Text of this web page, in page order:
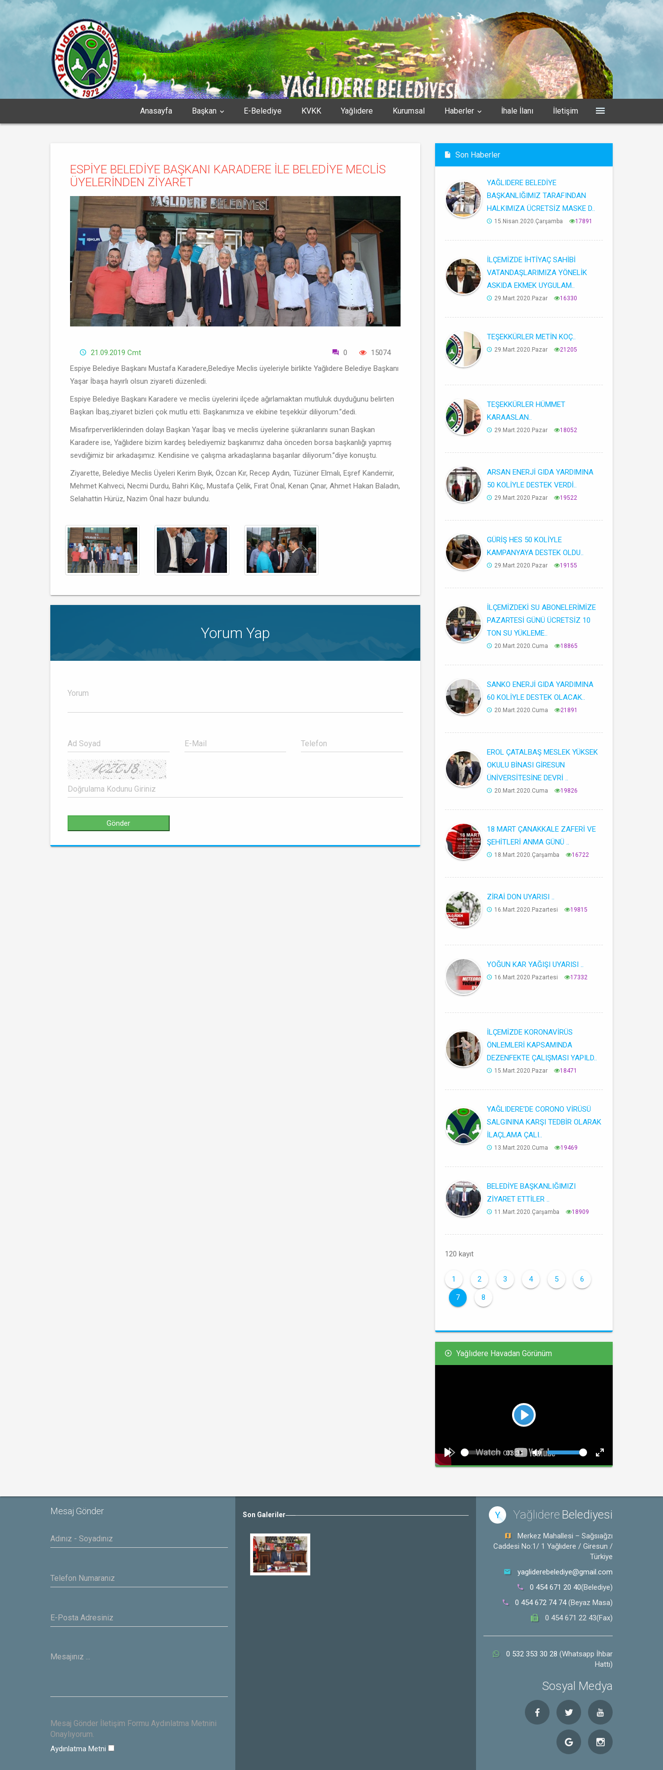
Anasayfa Başkan E-Belediye KVKK Yağlıdere Kurumsal Haberler İhale İlanı İletişim
ESPİYE BELEDİYE BAŞKANI KARADERE İLE BELEDİYE MECLİS
ÜYELERİNDEN ZİYARET
21.09.2019 Cmt 0
15074
Espiye Belediye Başkanı Mustafa Karadere,Belediye Meclis üyeleriyle birlikte Yağlıdere Belediye Başkanı
Yaşar İbaşa hayırlı olsun ziyareti düzenledi.
Espiye Belediye Başkanı Karadere ve meclis üyelerini ilçede ağırlamaktan mutluluk duyduğunu belirten
Başkan İbaş,ziyaret bizleri çok mutlu etti. Başkanımıza ve ekibine teşekkür diliyorum.’’dedi.
Misafirperverliklerinden dolayı Başkan Yaşar İbaş ve meclis üyelerine şükranlarını sunan Başkan
Karadere ise, Yağlıdere bizim kardeş belediyemiz başkanımız daha önceden borsa başkanlığı yapmış
sevdiğimiz bir arkadaşımız. Kendisine ve çalışma arkadaşlarına başarılar diliyorum.’’diye konuştu.
Ziyarette, Belediye Meclis Üyeleri Kerim Bıyık, Özcan Kır, Recep Aydın, Tüzüner Elmalı, Eşref Kandemir,
Mehmet Kahveci, Necmi Durdu, Bahri Kılıç, Mustafa Çelik, Fırat Önal, Kenan Çınar, Ahmet Hakan Baladın,
Selahattin Hürüz, Nazim Önal hazır bulundu.
Yorum Yap
Son Haberler
YAĞLIDERE BELEDİYE
BAŞKANLIĞIMIZ TARAFINDAN
HALKIMIZA ÜCRETSİZ MASKE D..
15.Nisan.2020.Çarşamba 17891
İLÇEMİZDE İHTİYAÇ SAHİBİ
VATANDAŞLARIMIZA YÖNELİK
ASKIDA EKMEK UYGULAM..
29.Mart.2020.Pazar 16330
TEŞEKKÜRLER METİN KOÇ..
29.Mart.2020.Pazar 21205
TEŞEKKÜRLER HÜMMET
KARAASLAN..
29.Mart.2020.Pazar 18052
ARSAN ENERJİ GIDA YARDIMINA
50 KOLİYLE DESTEK VERDİ..
29.Mart.2020.Pazar 19522
GÜRİŞ HES 50 KOLİYLE
KAMPANYAYA DESTEK OLDU..
29.Mart.2020.Pazar 19155
İLÇEMİZDEKİ SU ABONELERİMİZE
PAZARTESİ GÜNÜ ÜCRETSİZ 10
TON SU YÜKLEME..
20.Mart.2020.Cuma 18865
SANKO ENERJİ GIDA YARDIMINA
60 KOLİYLE DESTEK OLACAK..
20.Mart.2020.Cuma 21891
EROL ÇATALBAŞ MESLEK YÜKSEK
OKULU BİNASI GİRESUN
ÜNİVERSİTESİNE DEVRİ ..
20.Mart.2020.Cuma 19826
18 MART ÇANAKKALE ZAFERİ VE
ŞEHİTLERİ ANMA GÜNÜ ..
18.Mart.2020.Çarşamba 16722
ZİRAİ DON UYARISI ..
16.Mart.2020.Pazartesi 19815
YOĞUN KAR YAĞIŞI UYARISI ..
16.Mart.2020.Pazartesi 17332
İLÇEMİZDE KORONAVİRÜS
ÖNLEMLERİ KAPSAMINDA
DEZENFEKTE ÇALIŞMASI YAPILD..
15.Mart.2020.Pazar 18471
YAĞLIDERE’DE CORONO VİRÜSÜ
SALGININA KARŞI TEDBİR OLARAK
İLAÇLAMA ÇALI..
13.Mart.2020.Cuma 19469
BELEDİYE BAŞKANLIĞIMIZI
ZİYARET ETTİLER ..
11.Mart.2020.Çarşamba 18909
120 kayıt
1 2 3 4 5 6
7 8
Yağlıdere Havadan Görünüm
Play
Play
Seek Current
time
03:31
Mute
Volume
Fullscreen
Mesaj Gönder
Mesaj Gönder İletişim Formu Aydınlatma Metnini
Onaylıyorum.
Aydınlatma Metni
Son Galeriler
Yasar
Y Yağlıdere Belediyesi
Merkez Mahallesi – Sağsıağzı
Caddesi No:1/ 1 Yağlıdere / Giresun /
Türkiye
yagliderebelediye@gmail.com
0 454 671 20 40(Belediye)
0 454 672 74 74(Beyaz Masa)
0 454 671 22 43(Fax)
0 532 353 30 28 (Whatsapp İhbar
Hattı)
Sosyal Medya